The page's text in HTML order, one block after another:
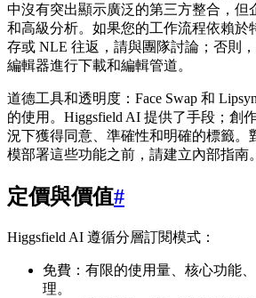
中沒有突出顯示廣泛的第三方整合，但
和高級分析。如果您的工作流程依賴於
存或 NLE 往返，請與團隊討論；否則
編輯器進行下載和編輯管道。
道德工具和透明度：Face Swap 和
的使用。Higgsfield AI 提供了手段；創
況下獲得同意、準確性和明確的標籤。
模部署這些功能之前，請建立內部指南。
定價與價值#
Higgsfield AI 遵循分層訂閱模式：
免費：有限的使用量、核心功能
理。